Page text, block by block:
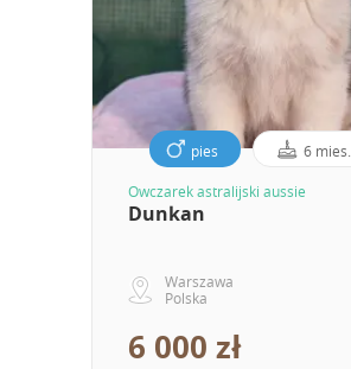
pies 6 mies.
Owczarek astralijski aussie
Dunkan
Warszawa
Polska
6 000 zł